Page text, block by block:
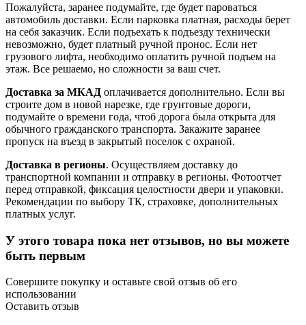
Пожалуйста, заранее подумайте, где будет пароваться
автомобиль доставки. Если парковка платная, расходы берет
на себя заказчик. Если подъехать к подъезду технически
невозможно, будет платный ручной пронос. Если нет
грузового лифта, необходимо оплатить ручной подъем на
этаж. Все решаемо, но сложности за ваш счет.
Доставка за МКАД оплачивается дополнительно. Если вы
строите дом в новой нарезке, где грунтовые дороги,
подумайте о времени года, чтоб дорога была открыта для
обычного гражданского транспорта. Закажите заранее
пропуск на въезд в закрытый поселок с охраной.
Доставка в регионы. Осуществляем доставку до
транспортной компании и отправку в регионы. Фотоотчет
перед отправкой, фиксация целостности двери и упаковки.
Рекомендации по выбору ТК, страховке, дополнительных
платных услуг.
У этого товара пока нет отзывов, но вы можете
быть первым
Совершите покупку и оставьте свой отзыв об его
использовании
Оставить отзыв